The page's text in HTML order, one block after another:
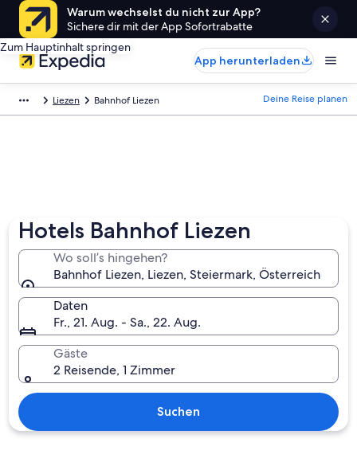
Warum wechselst du nicht zur App?
Sichere dir mit der App Sofortrabatte
Zum Hauptinhalt springen
App herunterladen
Liezen Bahnhof Liezen Deine Reise planen
Hotels Bahnhof Liezen
Wo soll’s hingehen?
Bahnhof Liezen, Liezen, Steiermark, Österreich
Daten
Fr., 21. Aug. - Sa., 22. Aug.
Gäste
2 Reisende, 1 Zimmer
Suchen